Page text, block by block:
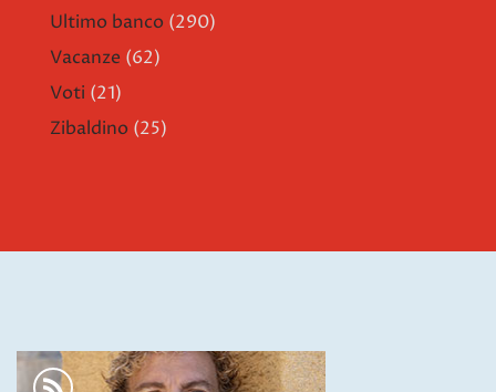
Ultimo banco (290)
Vacanze (62)
Voti (21)
Zibaldino (25)